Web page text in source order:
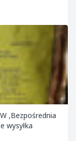
,Bezpośrednia
wysyłka